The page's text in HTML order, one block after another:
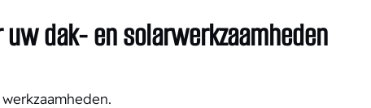
uw dak- en solarwerkzaamheden